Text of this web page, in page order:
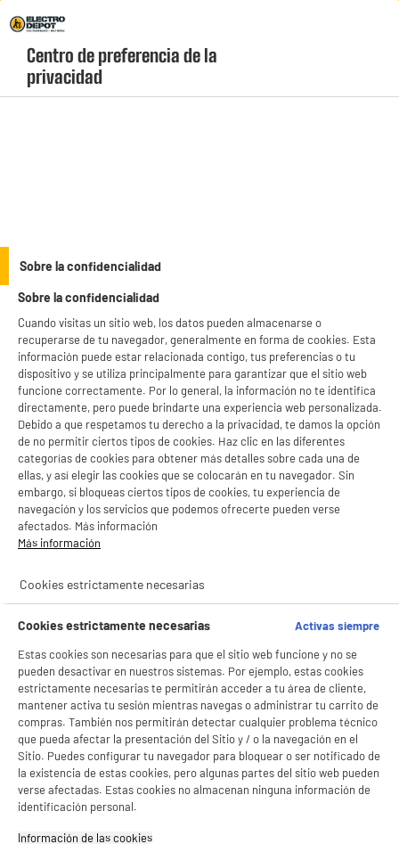
Menú
geolocation-header-icon-text
account
Cocina y Gran
Cuidado personal y
pequeño aparato
Tecnología,
telefonía y gaming
Imagen, sonido y movilidad
productItem_availability_txt-
current-store
LEGANÉS, MADRID
productItem__availability-
change-btn
product_list_sticky_button_Filter
A
★★★★★
★★★★★
4.8 /5 48
compare_product
Clase energética : A
Capacidad lavado : 9 kg
Velocidad de centrifugado : 1400 t
299€92
Pago aplazos
Rechazar todas
BIENVENIDO a ELECTRO
DEPOT
Con el fin de mejorar tu experiencia, y tras tu consentimiento, ELECTRO DEPOT
y sus socios utilizan cookies que procesan tus datos personales para:
- compartir contenido adaptado a tus preferencias
- ofrecer publicidad y comunicaciones personalizadas
- facilitar el intercambio de contenido en las redes sociales
- analizar el tráfico en nuestro sitio web Consulta la política de cookies.
Consulta la política de cookies.
Si aceptas, la experiencia será aún mejor. Si no acepta, se utilizarán cookies
Centro de preferencia de la
privacidad
Sobre la confidencialidad
Sobre la confidencialidad
Cuando visitas un sitio web, los datos pueden almacenarse o
recuperarse de tu navegador, generalmente en forma de cookies. Esta
información puede estar relacionada contigo, tus preferencias o tu
dispositivo y se utiliza principalmente para garantizar que el sitio web
funcione correctamente. Por lo general, la información no te identifica
directamente, pero puede brindarte una experiencia web personalizada.
Debido a que respetamos tu derecho a la privacidad, te damos la opción
de no permitir ciertos tipos de cookies. Haz clic en las diferentes
categorías de cookies para obtener más detalles sobre cada una de
ellas, y así elegir las cookies que se colocarán en tu navegador. Sin
embargo, si bloqueas ciertos tipos de cookies, tu experiencia de
navegación y los servicios que podemos ofrecerte pueden verse
afectados. Más información
Más información
Cookies estrictamente necesarias
Cookies estrictamente necesarias
Activas siempre
Estas cookies son necesarias para que el sitio web funcione y no se
pueden desactivar en nuestros sistemas. Por ejemplo, estas cookies
estrictamente necesarias te permitirán acceder a tu área de cliente,
mantener activa tu sesión mientras navegas o administrar tu carrito de
compras. También nos permitirán detectar cualquier problema técnico
que pueda afectar la presentación del Sitio y / o la navegación en el
Sitio. Puedes configurar tu navegador para bloquear o ser notificado de
la existencia de estas cookies, pero algunas partes del sitio web pueden
verse afectadas. Estas cookies no almacenan ninguna información de
identificación personal.
Información de las cookies‎